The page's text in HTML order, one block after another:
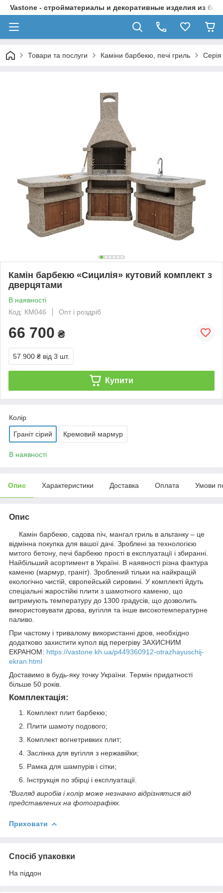
Vastone - стройматериалы и декоративные изделия из
Товари та послуги Каміни барбекю, печі гриль
Камін барбекю «Сицилія» кутовий комплект з
дверцятами
В наявності
Код: КМ046
Опт і роздріб
66 700 ₴
57 900 ₴ від 3 шт.
Купити
Колір
Граніт сірий Кремовий мармур
В наявності
Опис Характеристики Доставка Оплата Умови
Опис
Камін барбекю, садова піч, мангал гриль в альтанку – це
відмінна покупка для вашої дачі. Зроблені за технологією
митого бетону, печі барбекю прості в експлуатації і збиранні.
Найбільший асортимент в Україні. В наявності різна фактура
каменю (мармур, граніт). Зроблений тільки на найкращій
екологічно чистій, європейській сировині. У комплекті йдуть
спеціальні жаростійкі плити з шамотного каменю, що
витримують температуру до 1300 градусів, що дозволить
використовувати дрова, вугілля та інше високотемпературне
паливо.
При частому і тривалому використанні дров, необхідно
додатково захистити купол від перегріву ЗАХИСНИМ
ЕКРАНОМ: https://vastone.kh.ua/p449360912-otrazhayuschij-
ekran.html
Доставимо в будь-яку точку України. Термін придатності
більше 50 років.
Комплектація:
Комплект плит барбекю;
Плити шамоту подового;
Комплект вогнетривких плит;
Заслінка для вугілля з нержавійки;
Рамка для шампурів і сітки;
Інструкція по збірці і експлуатації.
*Вигляд виробів і колір може незначно відрізнятися від
представлених на фотографіях.
Приховати
Спосіб упаковки
На піддон